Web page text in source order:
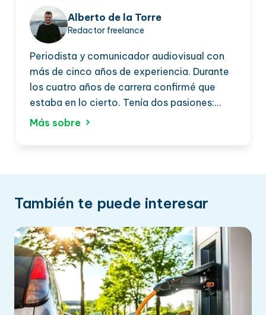
Alberto de la Torre
Redactor freelance
Periodista y comunicador audiovisual con
más de cinco años de experiencia. Durante
los cuatro años de carrera confirmé que
estaba en lo cierto. Tenía dos pasiones:
comunicar y hablar sobre todo tipo de
Más sobre
También te puede interesar